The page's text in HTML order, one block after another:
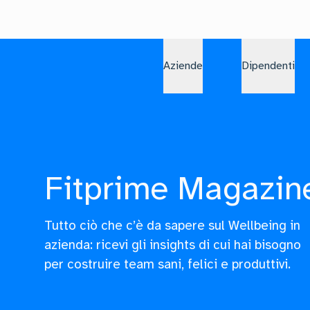
Aziende Dipendenti
Fitprime
Tutto ciò che c’è da sapere sul Wellbeing in
azienda: ricevi gli insights di cui hai bisogno
per costruire team sani, felici e produttivi.